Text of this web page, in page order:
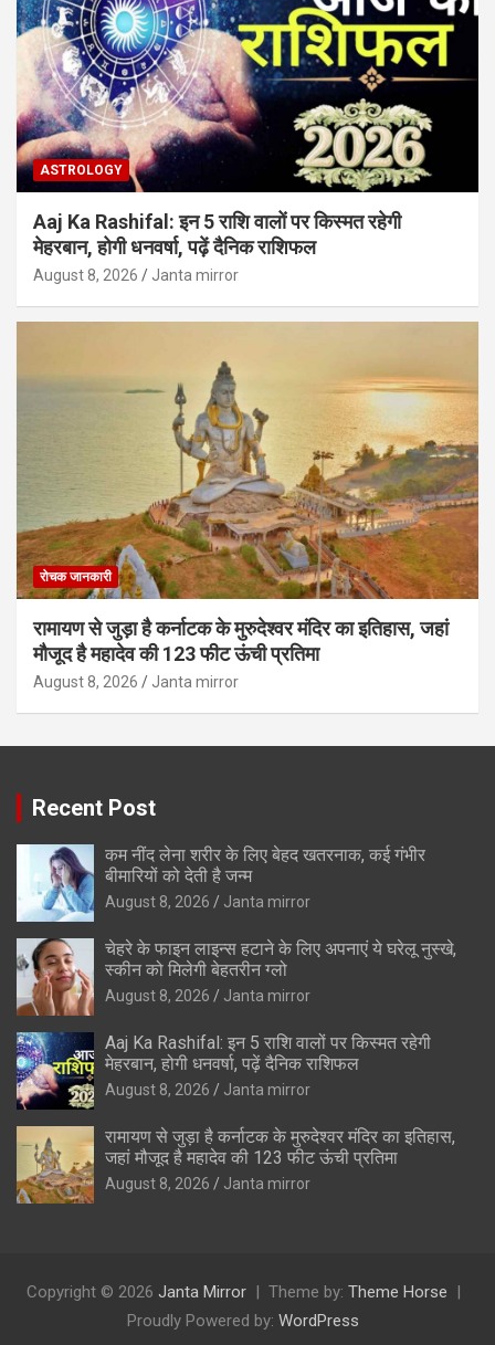
ASTROLOGY
Aaj Ka Rashifal: इन 5 राशि वालों पर किस्मत रहेगी
मेहरबान, होगी धनवर्षा, पढ़ें दैनिक राशिफल
August 8, 2026 Janta mirror
रोचक जानकारी
रामायण से जुड़ा है कर्नाटक के मुरुदेश्वर मंदिर का इतिहास, जहां
मौजूद है महादेव की 123 फीट ऊंची प्रतिमा
August 8, 2026 Janta mirror
Recent Post
कम नींद लेना शरीर के लिए बेहद खतरनाक, कई गंभीर
बीमारियों को देती है जन्म
August 8, 2026 Janta mirror
चेहरे के फाइन लाइन्स हटाने के लिए अपनाएं ये घरेलू नुस्खे,
स्कीन को मिलेगी बेहतरीन ग्लो
August 8, 2026 Janta mirror
Aaj Ka Rashifal: इन 5 राशि वालों पर किस्मत रहेगी
मेहरबान, होगी धनवर्षा, पढ़ें दैनिक राशिफल
August 8, 2026 Janta mirror
रामायण से जुड़ा है कर्नाटक के मुरुदेश्वर मंदिर का इतिहास,
जहां मौजूद है महादेव की 123 फीट ऊंची प्रतिमा
August 8, 2026 Janta mirror
Copyright © 2026 Janta Mirror Theme by: Theme Horse
Proudly Powered by: WordPress